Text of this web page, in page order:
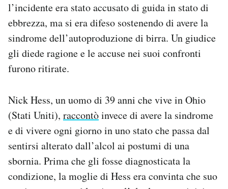
l’incidente era stato accusato di guida in stato di
ebbrezza, ma si era difeso sostenendo di avere la
sindrome dell’autoproduzione di birra. Un giudice
gli diede ragione e le accuse nei suoi confronti
furono ritirate.
Nick Hess, un uomo di 39 anni che vive in Ohio
(Stati Uniti), raccontòinvece di avere la sindrome
e di vivere ogni giorno in uno stato che passa dal
sentirsi alterato dall’alcol ai postumi di una
sbornia. Prima che gli fosse diagnosticata la
condizione, la moglie di Hess era convinta che suo